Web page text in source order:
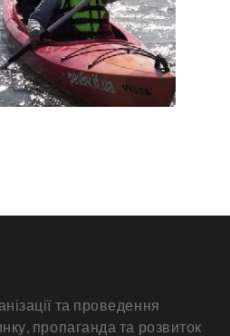
та проведення
пропаганда та розвиток